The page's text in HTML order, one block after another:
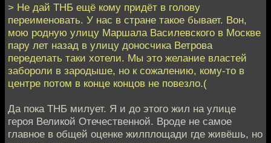
> Не дай ТНБ ещё кому придёт в голову
переименовать. У нас в стране такое бывает. Вон,
мою родную улицу Маршала Василевского в Москве
пару лет назад в улицу доносчика Ветрова
переделать таки хотели. Мы это желание властей
забороли в зародыше, но к сожалению, кому-то в
центре потом в конце концов не повезло.(
Да пока ТНБ милует. Я и до этого жил на улице
героя Великой Отечественной. Вроде не самое
главное в общей оценке жилплощади где живёшь, но